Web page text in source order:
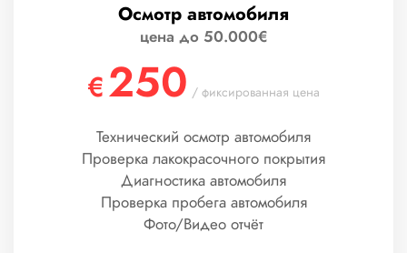
Осмотр автомобиля
цена до 50.000€
€250 / фиксированная цена
Технический осмотр автомобиля
Проверка лакокрасочного покрытия
Диагностика автомобиля
Проверка пробега автомобиля
Фото/Видео отчёт